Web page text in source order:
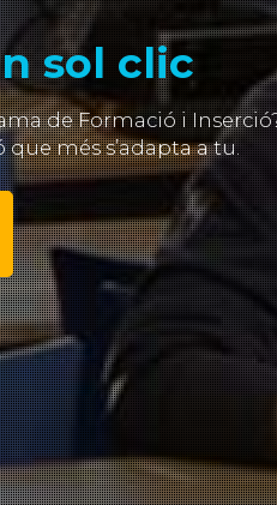
sol clic
de Formació i Inserció?
més s’adapta a tu.